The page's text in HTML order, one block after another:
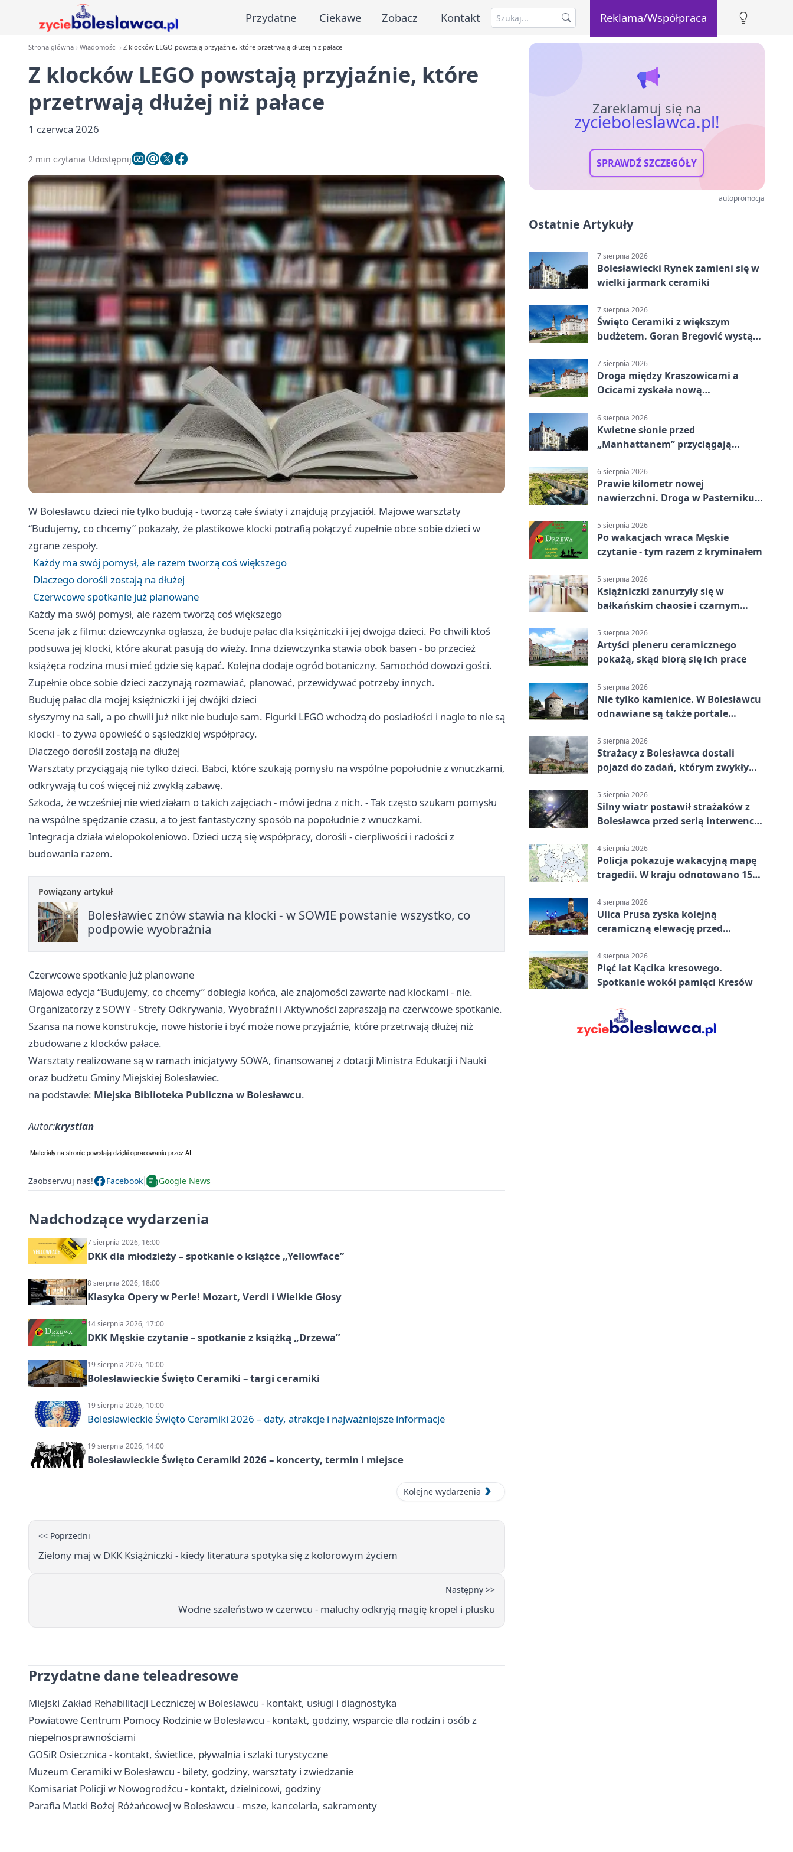
Przydatne Ciekawe Zobacz Kontakt Reklama/Współpraca
Strona główna Wiadomości Z klocków LEGO powstają przyjaźnie, które przetrwają dłużej niż pałace
Z klocków LEGO powstają przyjaźnie, które
przetrwają dłużej niż pałace
1 czerwca 2026
2 min czytania Udostępnij
W Bolesławcu dzieci nie tylko budują - tworzą całe światy i znajdują przyjaciół. Majowe warsztaty
“Budujemy, co chcemy” pokazały, że plastikowe klocki potrafią połączyć zupełnie obce sobie dzieci w
zgrane zespoły.
Każdy ma swój pomysł, ale razem tworzą coś większego
Dlaczego dorośli zostają na dłużej
Czerwcowe spotkanie już planowane
Każdy ma swój pomysł, ale razem tworzą coś większego
Scena jak z filmu: dziewczynka ogłasza, że buduje pałac dla księżniczki i jej dwojga dzieci. Po chwili ktoś
podsuwa jej klocki, które akurat pasują do wieży. Inna dziewczynka stawia obok basen - bo przecież
książęca rodzina musi mieć gdzie się kąpać. Kolejna dodaje ogród botaniczny. Samochód dowozi gości.
Zupełnie obce sobie dzieci zaczynają rozmawiać, planować, przewidywać potrzeby innych.
Buduję pałac dla mojej księżniczki i jej dwójki dzieci
słyszymy na sali, a po chwili już nikt nie buduje sam. Figurki LEGO wchodzą do posiadłości i nagle to nie są
klocki - to żywa opowieść o sąsiedzkiej współpracy.
Dlaczego dorośli zostają na dłużej
Warsztaty przyciągają nie tylko dzieci. Babci, które szukają pomysłu na wspólne popołudnie z wnuczkami,
odkrywają tu coś więcej niż zwykłą zabawę.
Szkoda, że wcześniej nie wiedziałam o takich zajęciach - mówi jedna z nich. - Tak często szukam pomysłu
na wspólne spędzanie czasu, a to jest fantastyczny sposób na popołudnie z wnuczkami.
Integracja działa wielopokoleniowo. Dzieci uczą się współpracy, dorośli - cierpliwości i radości z
budowania razem.
Powiązany artykuł
Bolesławiec znów stawia na klocki - w SOWIE powstanie wszystko, co
podpowie wyobraźnia
Czerwcowe spotkanie już planowane
Majowa edycja “Budujemy, co chcemy” dobiegła końca, ale znajomości zawarte nad klockami - nie.
Organizatorzy z SOWY - Strefy Odkrywania, Wyobraźni i Aktywności zapraszają na czerwcowe spotkanie.
Szansa na nowe konstrukcje, nowe historie i być może nowe przyjaźnie, które przetrwają dłużej niż
zbudowane z klocków pałace.
Warsztaty realizowane są w ramach inicjatywy SOWA, finansowanej z dotacji Ministra Edukacji i Nauki
oraz budżetu Gminy Miejskiej Bolesławiec.
na podstawie: Miejska Biblioteka Publiczna w Bolesławcu.
Autor:krystian
Zaobserwuj nas! Facebook Google News
Nadchodzące wydarzenia
7 sierpnia 2026, 16:00
DKK dla młodzieży – spotkanie o książce „Yellowface”
8 sierpnia 2026, 18:00
Klasyka Opery w Perle! Mozart, Verdi i Wielkie Głosy
14 sierpnia 2026, 17:00
DKK Męskie czytanie – spotkanie z książką „Drzewa”
19 sierpnia 2026, 10:00
Bolesławieckie Święto Ceramiki – targi ceramiki
19 sierpnia 2026, 10:00
Bolesławieckie Święto Ceramiki 2026 – daty, atrakcje i najważniejsze informacje
19 sierpnia 2026, 14:00
Bolesławieckie Święto Ceramiki 2026 – koncerty, termin i miejsce
Kolejne wydarzenia
<< Poprzedni
Zielony maj w DKK Książniczki - kiedy literatura spotyka się z kolorowym życiem
Następny >>
Wodne szaleństwo w czerwcu - maluchy odkryją magię kropel i plusku
Przydatne dane teleadresowe
Miejski Zakład Rehabilitacji Leczniczej w Bolesławcu - kontakt, usługi i diagnostyka
Powiatowe Centrum Pomocy Rodzinie w Bolesławcu - kontakt, godziny, wsparcie dla rodzin i osób z
niepełnosprawnościami
GOSiR Osiecznica - kontakt, świetlice, pływalnia i szlaki turystyczne
Muzeum Ceramiki w Bolesławcu - bilety, godziny, warsztaty i zwiedzanie
Komisariat Policji w Nowogrodźcu - kontakt, dzielnicowi, godziny
Parafia Matki Bożej Różańcowej w Bolesławcu - msze, kancelaria, sakramenty
Zareklamuj się na
zycieboleslawca.pl!
SPRAWDŹ SZCZEGÓŁY
autopromocja
Ostatnie Artykuły
7 sierpnia 2026
Bolesławiecki Rynek zamieni się w
wielki jarmark ceramiki
7 sierpnia 2026
Święto Ceramiki z większym
budżetem. Goran Bregović wystąpi
7 sierpnia 2026
Droga między Kraszowicami a
Ocicami zyskała nową
6 sierpnia 2026
Kwietne słonie przed
„Manhattanem” przyciągają
6 sierpnia 2026
Prawie kilometr nowej
nawierzchni. Droga w Pasterniku
5 sierpnia 2026
Po wakacjach wraca Męskie
czytanie - tym razem z kryminałem
5 sierpnia 2026
Książniczki zanurzyły się w
bałkańskim chaosie i czarnym
5 sierpnia 2026
Artyści pleneru ceramicznego
pokażą, skąd biorą się ich prace
5 sierpnia 2026
Nie tylko kamienice. W Bolesławcu
odnawiane są także portale
5 sierpnia 2026
Strażacy z Bolesławca dostali
pojazd do zadań, którym zwykły
5 sierpnia 2026
Silny wiatr postawił strażaków z
Bolesławca przed serią interwencji
4 sierpnia 2026
Policja pokazuje wakacyjną mapę
tragedii. W kraju odnotowano 155
4 sierpnia 2026
Ulica Prusa zyska kolejną
ceramiczną elewację przed
4 sierpnia 2026
Pięć lat Kącika kresowego.
Spotkanie wokół pamięci Kresów